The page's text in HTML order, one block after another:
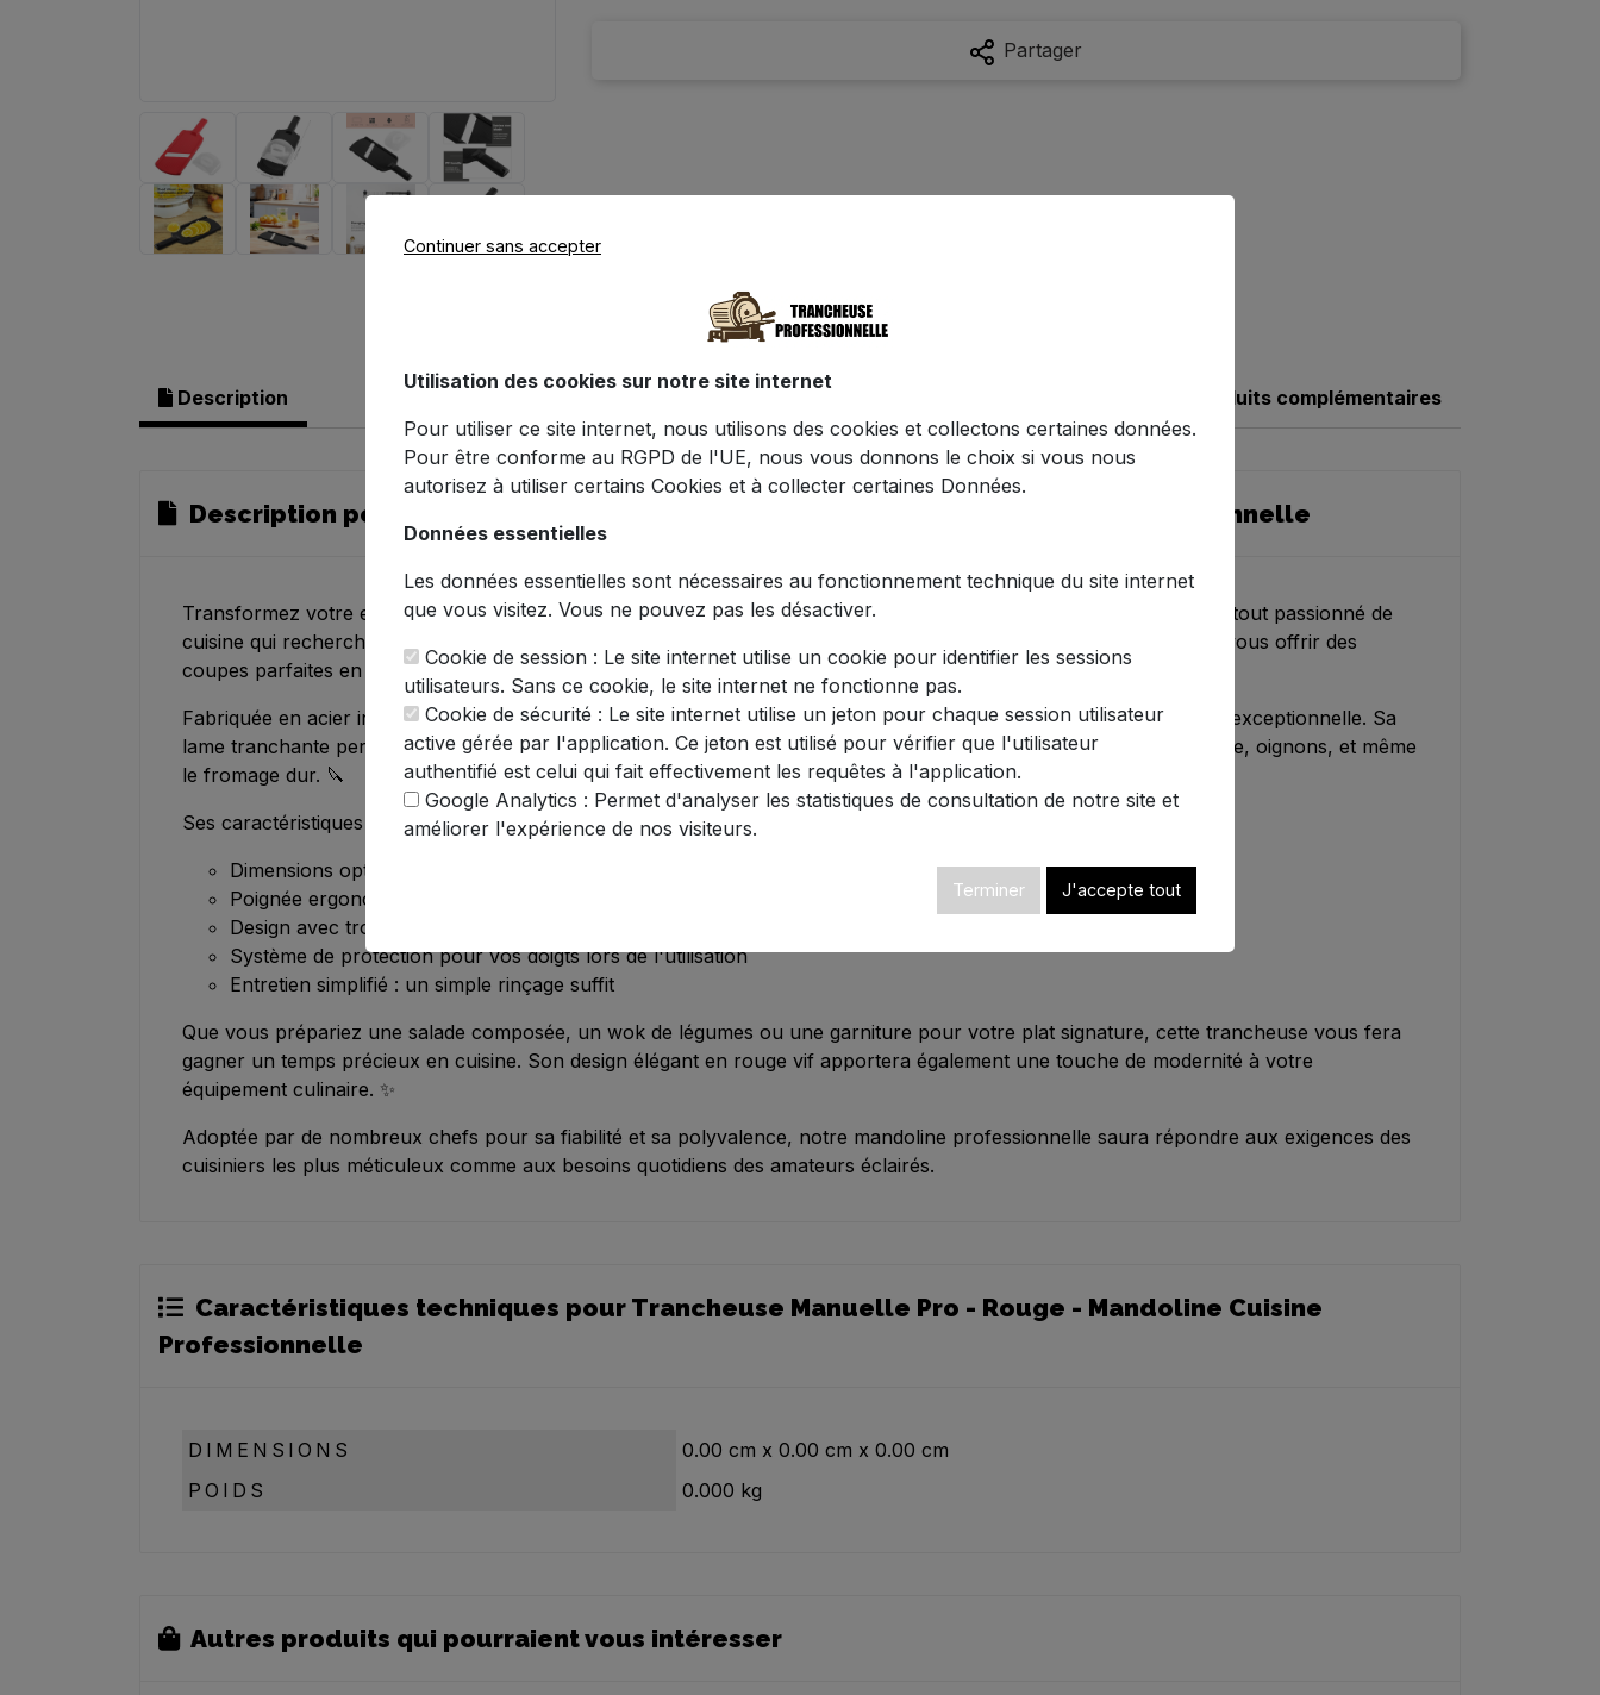
Partager
Description Produits complémentaires
Description pour Trancheuse Manuelle Pro - Rouge - Mandoline Cuisine Professionnelle
Transformez votre expérience culinaire avec notreTrancheuse Manuelle Pro en Rouge
, l'outil indispensable pour tout passionné de
cuisine qui recherche précision et efficacité. Cette
allie robustesse et ergonomie pour vous offrir des
coupes parfaites en un tour de main.
Fabriquée en acier inoxydable de qualité supérieure, cette mandoline résiste à la corrosion et garantit une longévité exceptionnelle. Sa
lame tranchante permet de couper avec précision une multitude d'aliments : carottes, concombres, pommes de terre, oignons, et même
le fromage dur. 🔪
Ses caractéristiques principales :
Dimensions optimales : 27,3 × 9,3 cm pour une manipulation aisée
Poignée ergonomique en plastique PP de qualité alimentaire
Design avec trous de suspension pour un rangement facile
Système de protection pour vos doigts lors de l'utilisation
Entretien simplifié : un simple rinçage suffit
Que vous prépariez une salade composée, un wok de légumes ou une garniture pour votre plat signature, cette trancheuse vous fera
gagner un temps précieux en cuisine. Son design élégant en rouge vif apportera également une touche de modernité à votre
équipement culinaire. ✨
Adoptée par de nombreux chefs pour sa fiabilité et sa polyvalence, notre mandoline professionnelle saura répondre aux exigences des
cuisiniers les plus méticuleux comme aux besoins quotidiens des amateurs éclairés.
Caractéristiques techniques pour Trancheuse Manuelle Pro - Rouge - Mandoline Cuisine
Professionnelle
DIMENSIONS 0.00 cm x0.00 cm x0.00 cm
POIDS
0.000 kg
Autres produits qui pourraient vous intéresser
Continuer sans accepter
Utilisation des cookies sur notre site internet
Pour utiliser ce site internet, nous utilisons des cookies et collectons certaines données.
Pour être conforme au RGPD de l'UE, nous vous donnons le choix si vous nous
autorisez à utiliser certains Cookies et à collecter certaines Données.
Données essentielles
Les données essentielles sont nécessaires au fonctionnement technique du site internet
que vous visitez. Vous ne pouvez pas les désactiver.
Cookie de session : Le site internet utilise un cookie pour identifier les sessions
utilisateurs. Sans ce cookie, le site internet ne fonctionne pas.
Cookie de sécurité : Le site internet utilise un jeton pour chaque session utilisateur
active gérée par l'application. Ce jeton est utilisé pour vérifier que l'utilisateur
authentifié est celui qui fait effectivement les requêtes à l'application.
Google Analytics : Permet d'analyser les statistiques de consultation de notre site et
améliorer l'expérience de nos visiteurs.
Terminer J'accepte tout